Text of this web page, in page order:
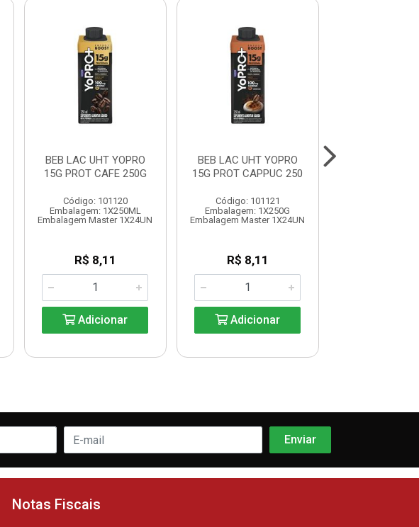
BEB LAC UHT YOPRO
15G PROT CAFE 250G
Código: 101120
Embalagem: 1X250ML
Embalagem Master 1X24UN
R$ 8,11
Adicionar
BEB LAC UHT YOPRO
15G PROT CAPPUC 250
Código: 101121
Embalagem: 1X250G
Embalagem Master 1X24UN
R$ 8,11
Adicionar
Notas Fiscais